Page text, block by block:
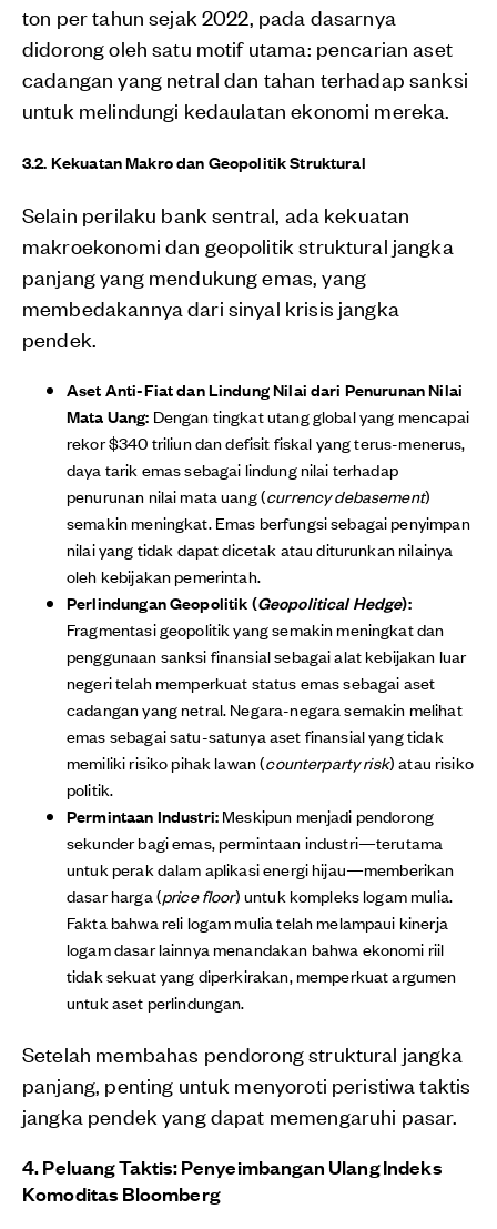
ton per tahun sejak 2022, pada dasarnya
didorong oleh satu motif utama: pencarian aset
cadangan yang netral dan tahan terhadap sanksi
untuk melindungi kedaulatan ekonomi mereka.
3.2. Kekuatan Makro dan Geopolitik Struktural
Selain perilaku bank sentral, ada kekuatan
makroekonomi dan geopolitik struktural jangka
panjang yang mendukung emas, yang
membedakannya dari sinyal krisis jangka
pendek.
Aset Anti-Fiat dan Lindung Nilai dari Penurunan Nilai
Mata Uang: Dengan tingkat utang global yang mencapai
rekor $340 triliun dan defisit fiskal yang terus-menerus,
daya tarik emas sebagai lindung nilai terhadap
penurunan nilai mata uang (currency debasement)
semakin meningkat. Emas berfungsi sebagai penyimpan
nilai yang tidak dapat dicetak atau diturunkan nilainya
oleh kebijakan pemerintah.
Perlindungan Geopolitik (Geopolitical Hedge):
Fragmentasi geopolitik yang semakin meningkat dan
penggunaan sanksi finansial sebagai alat kebijakan luar
negeri telah memperkuat status emas sebagai aset
cadangan yang netral. Negara-negara semakin melihat
emas sebagai satu-satunya aset finansial yang tidak
memiliki risiko pihak lawan (counterparty risk) atau risiko
politik.
Permintaan Industri:Meskipun menjadi pendorong
sekunder bagi emas, permintaan industri—terutama
untuk perak dalam aplikasi energi hijau—memberikan
dasar harga (price floor) untuk kompleks logam mulia.
Fakta bahwa reli logam mulia telah melampaui kinerja
logam dasar lainnya menandakan bahwa ekonomi riil
tidak sekuat yang diperkirakan, memperkuat argumen
untuk aset perlindungan.
Setelah membahas pendorong struktural jangka
panjang, penting untuk menyoroti peristiwa taktis
jangka pendek yang dapat memengaruhi pasar.
4. Peluang Taktis: Penyeimbangan Ulang Indeks
Komoditas Bloomberg